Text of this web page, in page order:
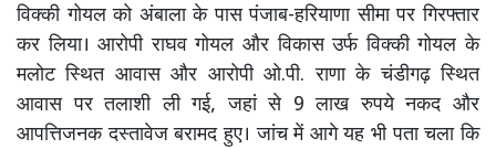
विक्की गोयल को अंबाला के पास पंजाब-हरियाणा सीमा पर गिरफ्तार
कर लिया। आरोपी राघव गोयल और विकास उर्फ ​​विक्की गोयल के
मलोट स्थित आवास और आरोपी ओ.पी. राणा के चंडीगढ़ स्थित
आवास पर तलाशी ली गई, जहां से 9 लाख रुपये नकद और
आपत्तिजनक दस्तावेज बरामद हुए। जांच ​​में आगे यह भी पता चला कि